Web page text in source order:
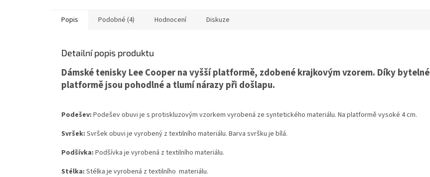
Popis Podobné (4) Hodnocení Diskuze
Detailní popis produktu
Dámské tenisky Lee Cooper na vyšší platformě, zdobené krajkovým vzorem. Díky bytelné
platformě jsou pohodlné a tlumí nárazy při došlapu.
Podešev: Podešev obuvi je s protiskluzovým vzorkem vyrobená ze syntetického materiálu. Na platformě vysoké 4 cm.
Svršek: Svršek obuvi je vyrobený z textilního materiálu. Barva svršku je bílá.
Podšívka: Podšívka je vyrobená z textilního materiálu.
Stélka: Stélka je vyrobená z textilního materiálu.